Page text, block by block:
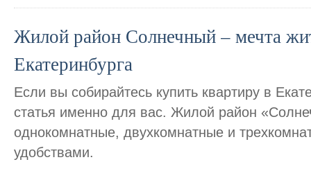
Жилой район Солнечный – мечта
Екатеринбурга
Если вы собирайтесь купить квартиру в
статья именно для вас. Жилой район
однокомнатные, двухкомнатные и
удобствами.